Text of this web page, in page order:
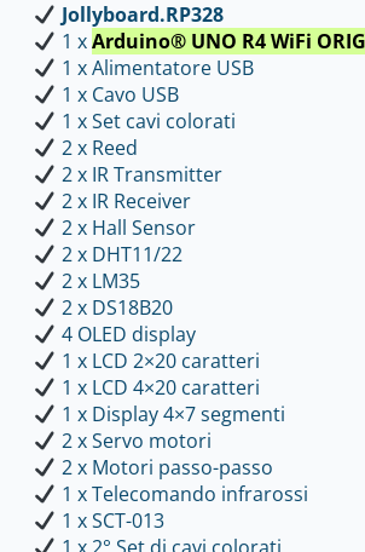
Jollyboard.RP328
1 xArduino® UNO R4 WiFi
1 x Alimentatore USB
1 x Cavo USB
1 x Set cavi colorati
2 x Reed
2 x IR Transmitter
2 x IR Receiver
2 x Hall Sensor
2 x DHT11/22
2 x LM35
2 x DS18B20
4 OLED display
1 x LCD 2×20 caratteri
1 x LCD 4×20 caratteri
1 x Display 4×7 segmenti
2 x Servo motori
2 x Motori passo-passo
1 x Telecomando infrarossi
1 x SCT-013